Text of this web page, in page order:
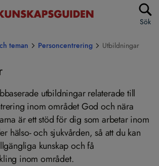
Sök
teman Personcentrering Utbildningar
utbildningar relaterade till
inom området God och nära
är ett stöd för dig som arbetar inom
hälso- och sjukvården, så att du kan
kunskap och få
inom området.